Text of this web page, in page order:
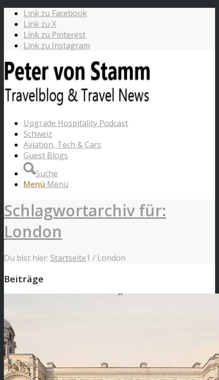
Link zu Facebook
Link zu X
Link zu Pinterest
Link zu Instagram
Upgrade Hospitality Podcast
Schweiz
Aviation, Tech & Cars
Guest Blogs
Suche
Menü Menü
Schlagwortarchiv für:
London
Du bist hier: Startseite1 / London
Beiträge